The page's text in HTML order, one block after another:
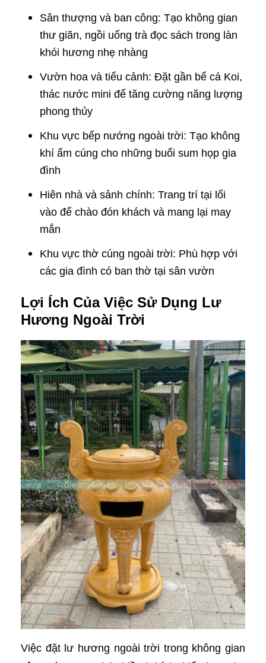
Sân thượng và ban công: Tạo không gian
thư giãn, ngồi uống trà đọc sách trong làn
khói hương nhẹ nhàng
Vườn hoa và tiểu cảnh: Đặt gần bể cá Koi,
thác nước mini để tăng cường năng lượng
phong thủy
Khu vực bếp nướng ngoài trời: Tạo không
khí ấm cúng cho những buổi sum họp gia
đình
Hiên nhà và sảnh chính: Trang trí tại lối
vào để chào đón khách và mang lại may
mắn
Khu vực thờ cúng ngoài trời: Phù hợp với
các gia đình có ban thờ tại sân vườn
Lợi Ích Của Việc Sử Dụng Lư
Hương Ngoài Trời
Việc đặt lư hương ngoài trời trong không gian